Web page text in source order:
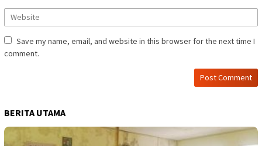
Save my name, email, and website in this browser for the next time I
comment.
BERITA UTAMA